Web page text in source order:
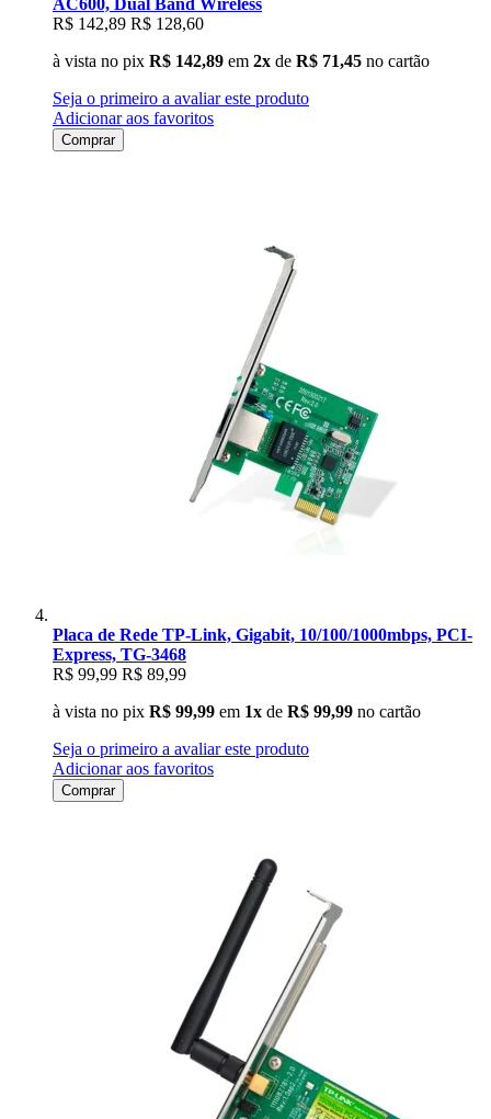
R$ 142,89 R$ 128,60
à vista no pix R$ 142,89 em 2x de R$ 71,45 no cartão
Seja o primeiro a avaliar este produto
Adicionar aos favoritos
Comprar
Placa de Rede TP-Link, Gigabit, 10/100/1000mbps, PCI-
Express, TG-3468
R$ 99,99 R$ 89,99
à vista no pix R$ 99,99 em 1x de R$ 99,99 no cartão
Seja o primeiro a avaliar este produto
Adicionar aos favoritos
Comprar